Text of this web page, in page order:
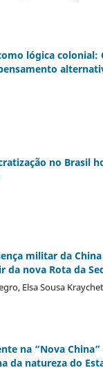
lógica colonial:
no Brasil
militar da
da nova Rota da
Elsa Sousa
na “Nova China”
da natureza do